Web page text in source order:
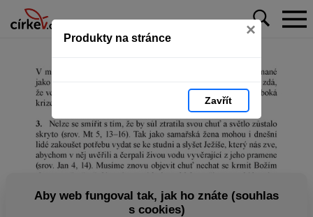
Produkty na stránce ×
Zavřít
Aby web fungoval tak, jak ho znáte (souhlas
s cookies)